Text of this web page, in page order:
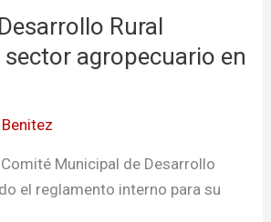
Rural
agropecuario en
Municipal de Desarrollo
el reglamento interno para su